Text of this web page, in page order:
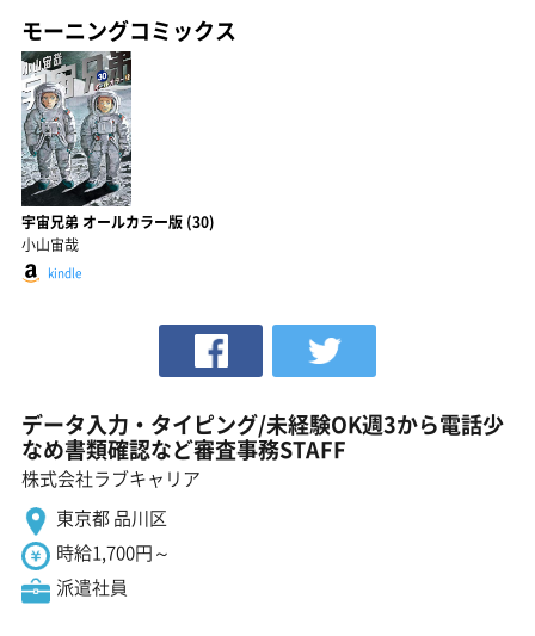
モーニングコミックス
宇宙兄弟 オールカラー版 (30)
小山宙哉
kindle
データ入力・タイピング/未経験OK週3から電話少
なめ書類確認など審査事務STAFF
株式会社ラブキャリア
東京都 品川区
時給1,700円～
派遣社員